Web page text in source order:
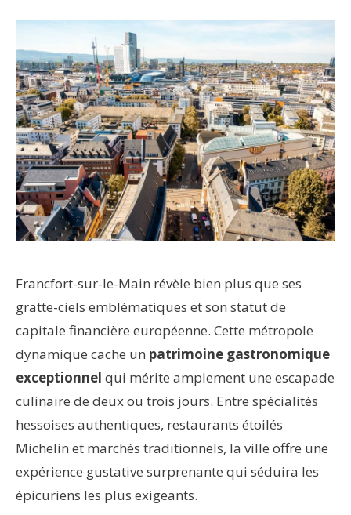
Francfort-sur-le-Main révèle bien plus que ses
gratte-ciels emblématiques et son statut de
capitale financière européenne. Cette métropole
dynamique cache un patrimoine gastronomique
exceptionnel qui mérite amplement une escapade
culinaire de deux ou trois jours. Entre spécialités
hessoises authentiques, restaurants étoilés
Michelin et marchés traditionnels, la ville offre une
expérience gustative surprenante qui séduira les
épicuriens les plus exigeants.